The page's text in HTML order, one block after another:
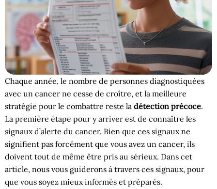
Chaque année, le nombre de personnes diagnostiquées
avec un cancer ne cesse de croître, et la meilleure
stratégie pour le combattre reste la détection précoce.
La première étape pour y arriver est de connaître les
signaux d’alerte du cancer. Bien que ces signaux ne
signifient pas forcément que vous avez un cancer, ils
doivent tout de même être pris au sérieux. Dans cet
article, nous vous guiderons à travers ces signaux, pour
que vous soyez mieux informés et préparés.